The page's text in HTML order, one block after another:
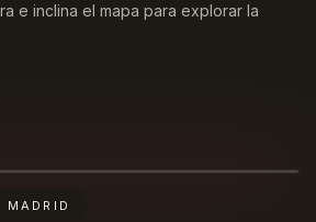
e inclina el mapa para explorar la
MADRID